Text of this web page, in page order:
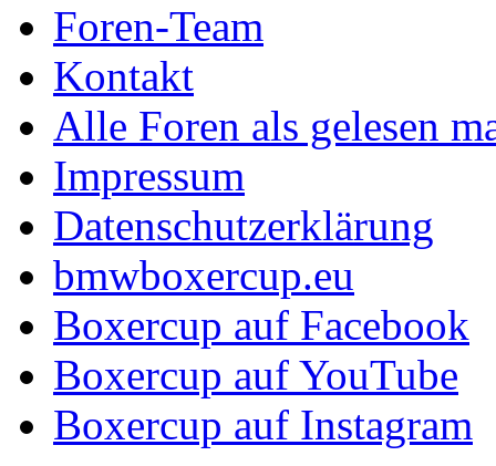
Foren-Team
Kontakt
Alle Foren als gelesen
Impressum
Datenschutzerklärung
bmwboxercup.eu
Boxercup auf Facebook
Boxercup auf YouTube
Boxercup auf Instagram